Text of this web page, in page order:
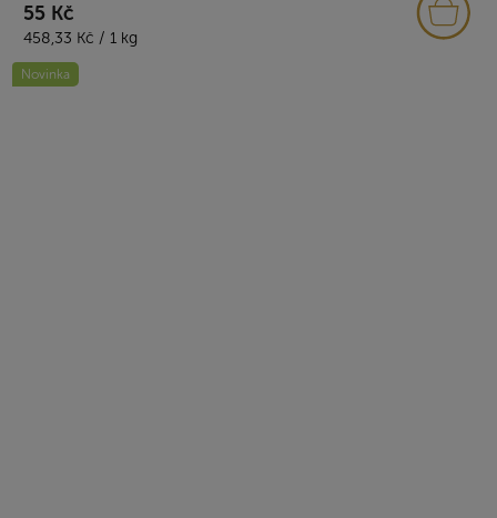
55 Kč
Měrná
cena:
458,33 Kč / 1 kg
Novinka